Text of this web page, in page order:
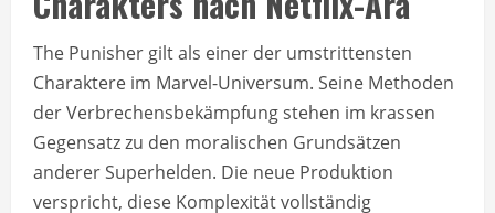
The Punisher gilt als einer der umstrittensten
Charaktere im Marvel-Universum. Seine Methoden
der Verbrechensbekämpfung stehen im krassen
Gegensatz zu den moralischen Grundsätzen
anderer Superhelden. Die neue Produktion
verspricht, diese Komplexität vollständig